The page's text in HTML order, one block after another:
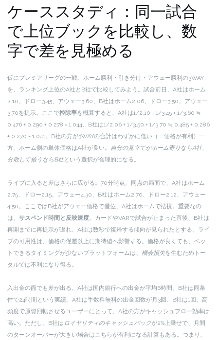
ケーススタディ：同一試合
で上位ブックを比較し、数
字で差を見極める
仮にプレミアリーグの一戦、ホーム勝利・引き分け・アウェー勝利の3WAY
を、ランキング上位のA社とB社で比較してみよう。試合前日、A社はホーム
2.10、ドロー3.45、アウェー3.60、B社はホーム2.06、ドロー3.50、アウェー
3.70を提示。ここで控除率を概算すると、A社は1/2.10 + 1/3.45 + 1/3.60 ≒
0.476 + 0.290 + 0.278 = 1.044、B社は1/2.06 + 1/3.50 + 1/3.70 ≒ 0.485 + 0.286
+ 0.270 = 1.041。B社の方が3WAYの合計はわずかに低い（＝価格が有利）一
方、ホーム側の単体価格はA社が良い。 自分の見立てがホーム寄りならA社、
分散して拾うならB社という選択が合理的になる。
ライブに入ると差はさらに広がる。70分時点、同点の局面で、A社はホーム
2.75、ドロー2.15、アウェー4.30、B社はホーム2.70、ドロー2.12、アウェー
4.50。ここではB社がアウェー価格で優位、A社はホームで拮抗。重要なの
は、 サスペンド時間と反映速度。カードやVARで試合が止まった直後、B社は
再開までに再提示が遅れ、A社は数秒で復帰する傾向が見られたとする。ライ
ブの可用性は、価格の僅差以上に期待値へ影響する。価格が良くても、ベッ
トできるタイミングが少ないプラットフォームは、 機会損失を生むためトー
タルでは不利になり得る。
入出金の面でも差が出る。A社は国内銀行への出金が平均6時間、B社は同条
件で24時間という実績。A社は手数料無料の出金回数が月3回、B社は1回。高
頻度で原資回転させるユーザーにとって、A社の方がキャッシュフロー効率は
高い。ただし、B社は ロイヤリティのキャッシュバックが2%上乗せで、月間
のターンオーバーが大きい場合はこちらが有利になる計算もある。つまり、